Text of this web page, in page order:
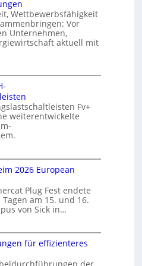
Wettbewerbsfähigkeit
Vor
Unternehmen,
aktuell mit
Fv+
weiterentwickelte
2026 European
Plug Fest endete
am 15. und 16.
von Sick in…
für effizienteres